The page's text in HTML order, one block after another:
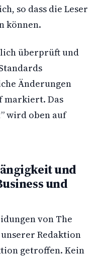
so dass die Leser
können.
überprüft und
Änderungen
markiert. Das
wird oben auf
und
und
von The
Redaktion
getroffen. Kein